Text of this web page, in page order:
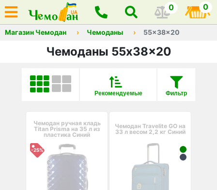
0 0
Магазин Чемодан Чемоданы 55x38x20
Чемоданы 55x38x20
Фильтр
Рекомендуемые
Чемодан ручная кладь
Titan Prisma на 35 л из
пластика Синий
-25%
Чемодан Travelite GO на
33 л весом 2,2 кг Синий